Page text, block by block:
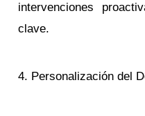
intervenciones
clave.
4. Personalización del